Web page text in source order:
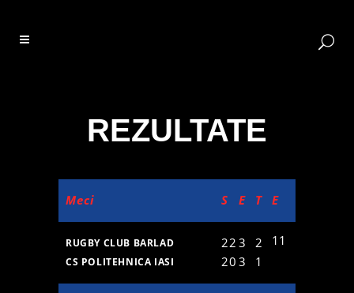
REZULTATE
Meci S E T E
RUGBY CLUB BARLAD
CS POLITEHNICA IASI
22
20
3
3
2
1
11